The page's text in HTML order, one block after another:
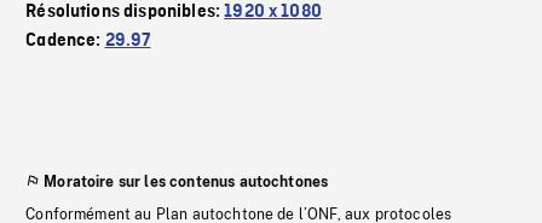
Résolutions disponibles:1920 x 1080
Cadence: 29.97
Moratoire sur les contenus autochtones
Conformément au Plan autochtone de l’ONF, aux protocoles